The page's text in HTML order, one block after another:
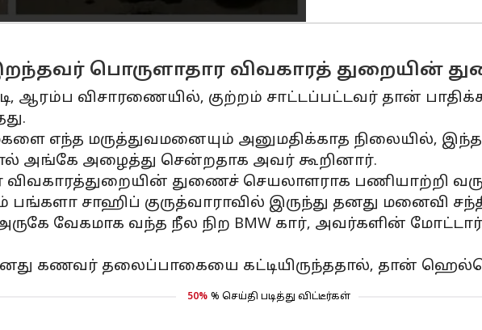
பொருளாதார விவகாரத் துறையின்
ஆரம்ப விசாரணையில், குற்றம் சாட்டப்பட்டவர் தான்
எந்த மருத்துவமனையும் அனுமதிக்காத நிலையில்,
அங்கே அழைத்து சென்றதாக அவர் கூறினார்.
துணைச் செயலாளராக பணியாற்றி
சாஹிப் குருத்வாராவில் இருந்து தனது மனைவி
வேகமாக வந்த நீல நிற BMW கார், அவர்களின்
கணவர் தலைப்பாகையை கட்டியிருந்ததால், ​​தான்
50% % செய்தி படித்து விட்டீர்கள்